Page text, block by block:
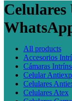
Celulares
All products
Accesorios
Cámaras
Celular
Celulares
Celulares Atex